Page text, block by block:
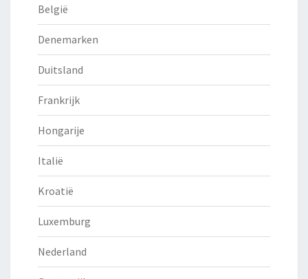
België
Denemarken
Duitsland
Frankrijk
Hongarije
Italië
Kroatië
Luxemburg
Nederland